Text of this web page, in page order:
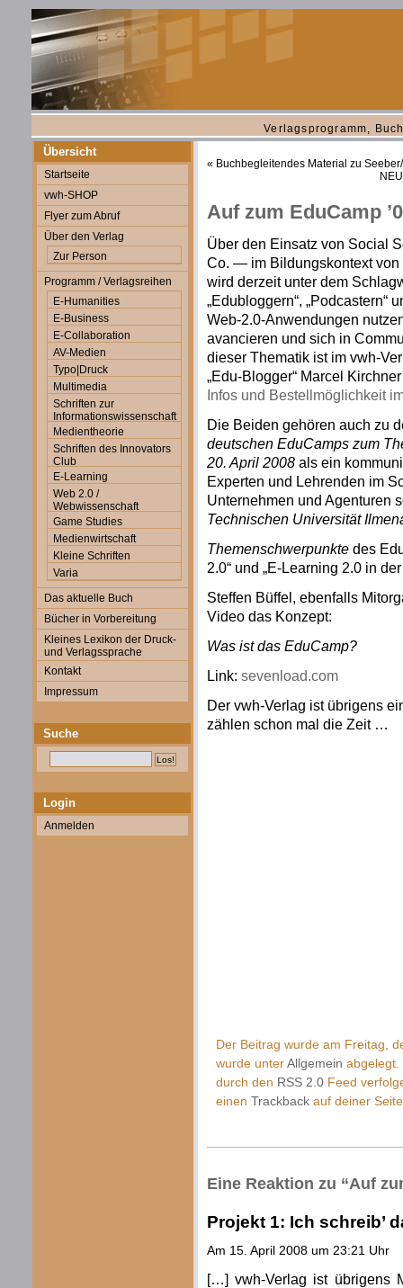
Verlagsprogramm,
Übersicht
Startseite
vwh-SHOP
Flyer zum Abruf
Über den Verlag
Zur Person
Programm / Verlagsreihen
E-Humanities
E-Business
E-Collaboration
AV-Medien
Typo|Druck
Multimedia
Schriften zur
Informationswissenschaft
Medientheorie
Schriften des Innovators
Club
E-Learning
Web 2.0 /
Webwissenschaft
Game Studies
Medienwirtschaft
Kleine Schriften
Varia
Das aktuelle Buch
Bücher in Vorbereitung
Kleines Lexikon der Druck-
und Verlagssprache
Kontakt
Impressum
Suche
Login
Anmelden
« Buchbegleitendes Material zu
Auf zum EduCamp
Über den Einsatz von Social
Co. — im Bildungskontext
wird derzeit unter dem
„Edubloggern“, „Podcastern“
Web-2.0-Anwendungen
avancieren und sich in
dieser Thematik ist im vwh-
„Edu-Blogger“ Marcel
Infos und Bestellmöglichkeit
Die Beiden gehören auch zu
deutschen EduCamps zum
20. April 2008 als ein
Experten und Lehrenden im
Unternehmen und Agenturen
Technischen Universität
Themenschwerpunkte des
2.0“ und „E-Learning 2.0 in
Steffen Büffel, ebenfalls
Video das Konzept:
Was ist das EduCamp?
Link: sevenload.com
Der vwh-Verlag ist übrigens
zählen schon mal die Zeit …
Der Beitrag wurde am Freitag,
wurde unterAllgemein abgelegt.
durch den RSS 2.0 Feed
einen Trackback auf deiner
Eine Reaktion zu “Auf
Projekt 1: Ich schreib’
Am 15. April 2008 um 23:21 Uhr
[…] vwh-Verlag ist übrigens